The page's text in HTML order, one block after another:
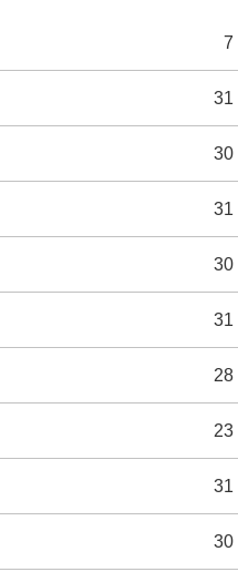
7
31
30
31
30
31
28
23
31
30